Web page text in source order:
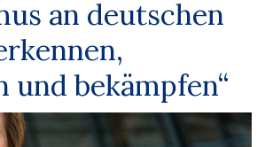
an deutschen
und bekämpfen“